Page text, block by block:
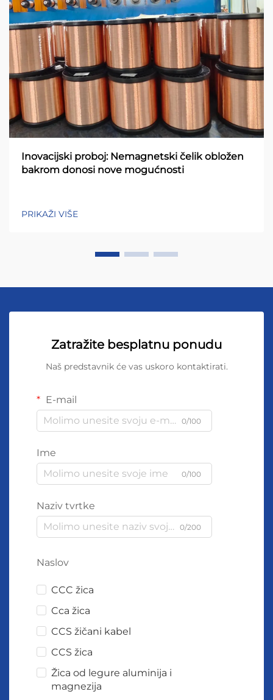
Inovacijski proboj: Nemagnetski čelik obložen
bakrom donosi nove mogućnosti
PRIKAŽI VIŠE
Zatražite besplatnu ponudu
Naš predstavnik će vas uskoro kontaktirati.
E-mail
0/100
Ime
0/100
Naziv tvrtke
0/200
Naslov
CCC žica
Cca žica
CCS žičani kabel
CCS žica
Žica od legure aluminija i
magnezija